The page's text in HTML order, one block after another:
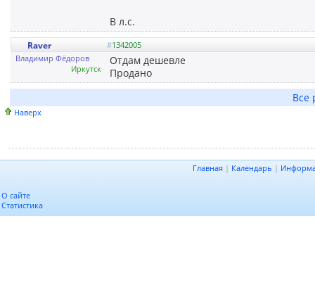
В л.с.
Raver #1342005
Владимир Фёдоров
Иркутск
Отдам дешевле
Продано
Все
Наверх
Главная | Календарь |
О сайте
Статистика